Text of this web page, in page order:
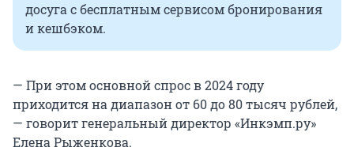
досуга с бесплатным сервисом бронирования
и кешбэком.
— При этом основной спрос в 2024 году
приходится на диапазон от 60 до 80 тысяч рублей,
— говорит генеральный директор «Инкэмп.ру»
Елена Рыженкова.